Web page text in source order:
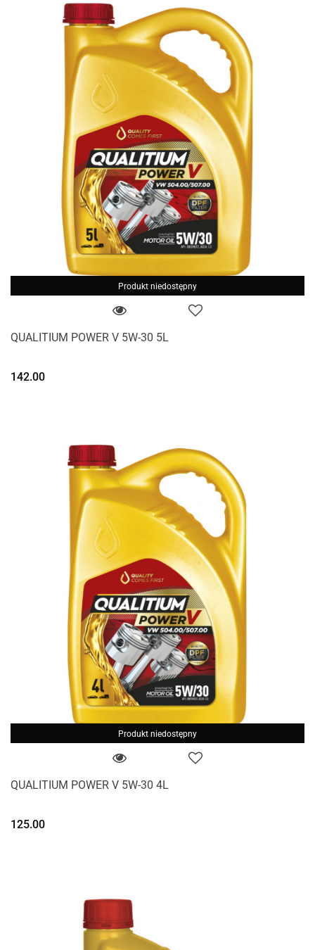
Produkt niedostępny
QUALITIUM POWER V 5W-30 5L
142.00
Produkt niedostępny
QUALITIUM POWER V 5W-30 4L
125.00